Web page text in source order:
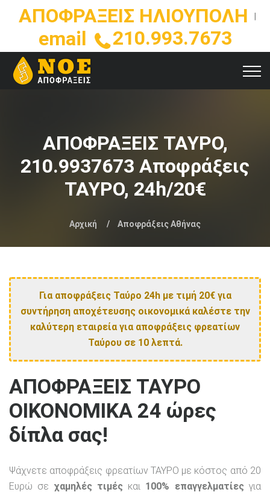
ΑΠΟΦΡΑΞΕΙΣ ΗΛΙΟΥΠΟΛΗ
email 210.993.7673
ΑΠΟΦΡΑΞΕΙΣ ΤΑΥΡΟ,
210.9937673 Αποφράξεις
ΤΑΥΡΟ, 24h/20€
Αρχική Αποφράξεις Αθήνας
Για αποφράξεις Ταύρο 24h με τιμή 20€ για
συντήρηση αποχέτευσης οικονομικά καλέστε την
καλύτερη εταιρεία για αποφράξεις φρεατίων
Ταύρου σε 10 λεπτά.
ΑΠΟΦΡΑΞΕΙΣ ΤΑΥΡΟ
ΟΙΚΟΝΟΜΙΚΑ 24 ώρες
δίπλα σας!
Ψάχνετε αποφράξεις φρεατίων ΤΑΥΡΟ με κόστος από 20
Ευρώ σε χαμηλές τιμές και 100% επαγγελματίες για